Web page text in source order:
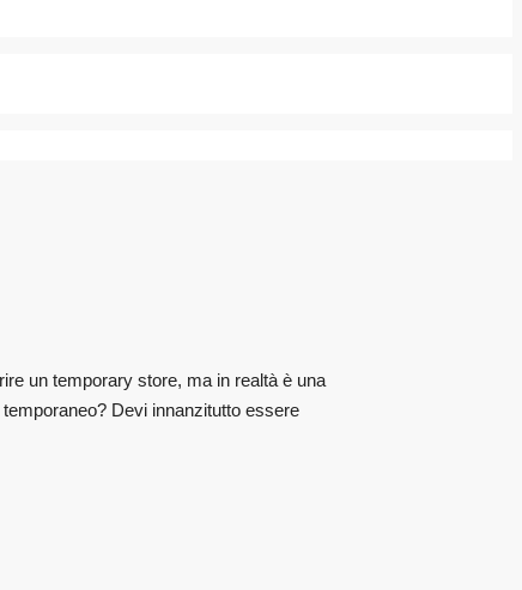
un temporary store, ma in realtà è una
Devi innanzitutto essere